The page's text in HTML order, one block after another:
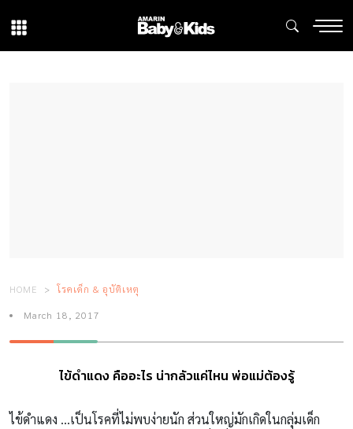
HOME โรคเด็ก & อุบัติเหตุ
March 18, 2017
ไข้ดำแดง คืออะไร น่ากลัวแค่ไหน พ่อแม่ต้องรู้
ไข้ดำแดง …เป็นโรคที่ไม่พบง่ายนัก ส่วนใหญ่มักเกิดในกลุ่มเด็ก